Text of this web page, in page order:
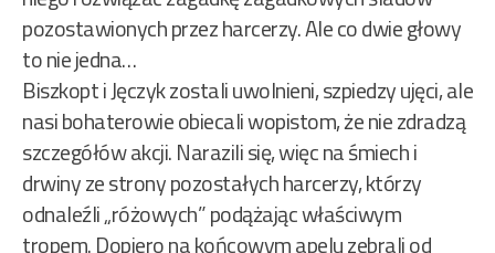
pozostawionych przez harcerzy. Ale co dwie głowy
to nie jedna…
Biszkopt i Jęczyk zostali uwolnieni, szpiedzy ujęci, ale
nasi bohaterowie obiecali wopistom, że nie zdradzą
szczegółów akcji. Narazili się, więc na śmiech i
drwiny ze strony pozostałych harcerzy, którzy
odnaleźli „różowych” podążając właściwym
tropem. Dopiero na końcowym apelu zebrali od